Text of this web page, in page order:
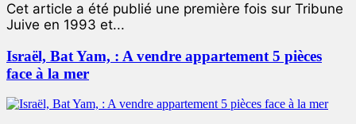
Cet article a été publié une première fois sur Tribune
Juive en 1993 et...
Israël, Bat Yam, : A vendre appartement 5 pièces
face à la mer